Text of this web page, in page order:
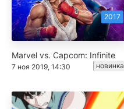
2017
Marvel vs. Capcom: Infinite
7 ноя 2019, 14:30 новинка